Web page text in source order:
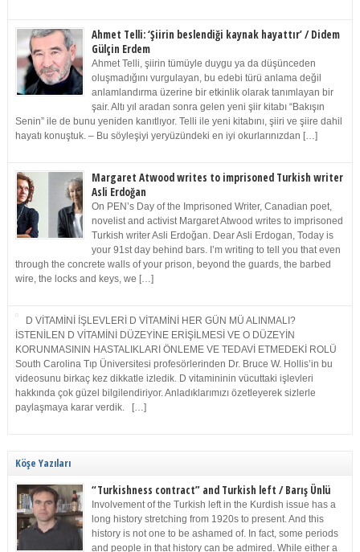
Ahmet Telli: ‘Şiirin beslendiği kaynak hayattır’ / Didem
Gülçin Erdem
Ahmet Telli, şiirin tümüyle duygu ya da düşünceden
oluşmadığını vurgulayan, bu edebi türü anlama değil
anlamlandırma üzerine bir etkinlik olarak tanımlayan bir
şair. Altı yıl aradan sonra gelen yeni şiir kitabı “Bakışın
Senin” ile de bunu yeniden kanıtlıyor. Telli ile yeni kitabını, şiiri ve şiire dahil
hayatı konuştuk. – Bu söyleşiyi yeryüzündeki en iyi okurlarınızdan […]
Margaret Atwood writes to imprisoned Turkish writer
Asli Erdoğan
On PEN’s Day of the Imprisoned Writer, Canadian poet,
novelist and activist Margaret Atwood writes to imprisoned
Turkish writer Asli Erdoğan. Dear Asli Erdogan, Today is
your 91st day behind bars. I’m writing to tell you that even
through the concrete walls of your prison, beyond the guards, the barbed
wire, the locks and keys, we […]
D VİTAMİNİ İŞLEVLERİ D VİTAMİNİ HER GÜN MÜ ALINMALI?
İSTENİLEN D VİTAMİNİ DÜZEYİNE ERİŞİLMESİ VE O DÜZEYİN
KORUNMASININ HASTALIKLARI ÖNLEME VE TEDAVİ ETMEDEKİ ROLÜ
South Carolina Tıp Üniversitesi profesörlerinden Dr. Bruce W. Hollis’in bu
videosunu birkaç kez dikkatle izledik. D vitamininin vücuttaki işlevleri
hakkında çok güzel bilgilendiriyor. Anladıklarımızı özetleyerek sizlerle
paylaşmaya karar verdik. […]
Köşe Yazıları
“Turkishness contract” and Turkish left / Barış Ünlü
Involvement of the Turkish left in the Kurdish issue has a
long history stretching from 1920s to present. And this
history is not one to be ashamed of. In fact, some periods
and people in that history can be admired. While either a